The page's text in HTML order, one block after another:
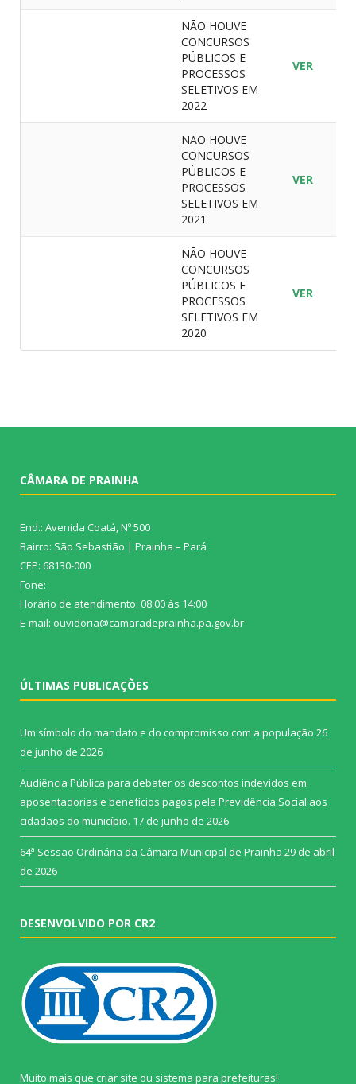
NÃO HOUVE
CONCURSOS
PÚBLICOS E
PROCESSOS
SELETIVOS EM
2022
VER
NÃO HOUVE
CONCURSOS
PÚBLICOS E
PROCESSOS
SELETIVOS EM
2021
VER
NÃO HOUVE
CONCURSOS
PÚBLICOS E
PROCESSOS
SELETIVOS EM
2020
VER
CÂMARA DE PRAINHA
End.: Avenida Coatá, Nº 500
Bairro: São Sebastião | Prainha – Pará
CEP: 68130-000
Fone:
Horário de atendimento: 08:00 às 14:00
E-mail: ouvidoria@camaradeprainha.pa.gov.br
ÚLTIMAS PUBLICAÇÕES
Um símbolo do mandato e do compromisso com a população 26
de junho de 2026
Audiência Pública para debater os descontos indevidos em
aposentadorias e benefícios pagos pela Previdência Social aos
cidadãos do município. 17 de junho de 2026
64ª Sessão Ordinária da Câmara Municipal de Prainha 29 de abril
de 2026
DESENVOLVIDO POR CR2
Muito mais que criar site ou sistema para prefeituras!